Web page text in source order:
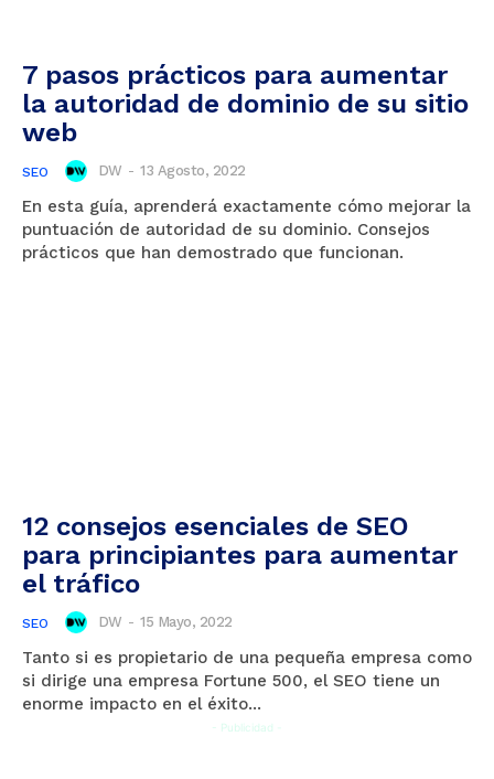
7 pasos prácticos para aumentar
la autoridad de dominio de su sitio
web
SEO DW - 13 Agosto, 2022
En esta guía, aprenderá exactamente cómo mejorar la
puntuación de autoridad de su dominio. Consejos
prácticos que han demostrado que funcionan.
12 consejos esenciales de SEO
para principiantes para aumentar
el tráfico
SEO DW - 15 Mayo, 2022
Tanto si es propietario de una pequeña empresa como
si dirige una empresa Fortune 500, el SEO tiene un
enorme impacto en el éxito...
- Publicidad -